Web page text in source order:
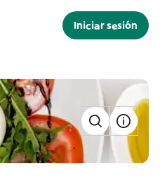
Iniciar sesión